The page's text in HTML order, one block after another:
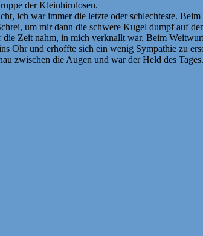
der Kleinhirnlosen.
ich war immer die letzte oder schlechteste.
um mir dann die schwere Kugel dumpf auf
Zeit nahm, in mich verknallt war. Beim
Ohr und erhoffte sich ein wenig Sympathie zu
die Augen und war der Held des